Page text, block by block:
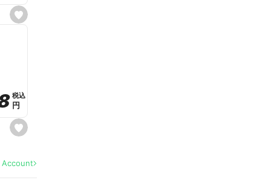
s
e
e
s
e
a
税込
税込
円
円